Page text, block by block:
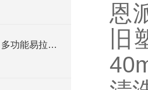
环保生活从我做起：多功能易拉罐破碎机的实用指南
恩